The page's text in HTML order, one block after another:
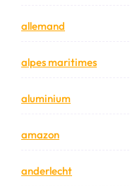
allemand
alpes maritimes
aluminium
amazon
anderlecht